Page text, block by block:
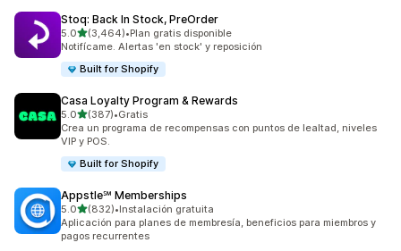
Stoq: Back In Stock, PreOrder
5.0de 5 estrellas
(3,464)
3464 reseñas en total
•Plan gratis disponible
Notifícame. Alertas 'en stock' y reposición
Built for Shopify
Casa Loyalty Program & Rewards
5.0de 5 estrellas
(387)
387 reseñas en total
•Gratis
Crea un programa de recompensas con puntos de lealtad, niveles
VIP y POS.
Built for Shopify
Appstle℠ Memberships
5.0de 5 estrellas
(832)
832 reseñas en total
•Instalación gratuita
Aplicación para planes de membresía, beneficios para miembros y
pagos recurrentes